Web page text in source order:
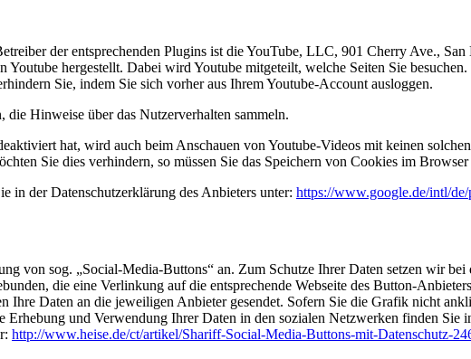
der entsprechenden Plugins ist die YouTube, LLC, 901 Cherry Ave.,
hergestellt. Dabei wird Youtube mitgeteilt, welche Seiten Sie
Sie, indem Sie sich vorher aus Ihrem Youtube-Account ausloggen.
Hinweise über das Nutzerverhalten sammeln.
hat, wird auch beim Anschauen von Youtube-Videos mit keinen
Sie dies verhindern, so müssen Sie das Speichern von Cookies im
in der Datenschutzerklärung des Anbieters unter: https://www.google.de/intl/
von sog. „Social-Media-Buttons“ an. Zum Schutze Ihrer Daten setzen wir
die eine Verlinkung auf die entsprechende Webseite des Button-
Ihre Daten an die jeweiligen Anbieter gesendet. Sofern Sie die Grafik nicht
und Verwendung Ihrer Daten in den sozialen Netzwerken finden Sie
http://www.heise.de/ct/artikel/Shariff-Social-Media-Buttons-mit-Datenschutz-